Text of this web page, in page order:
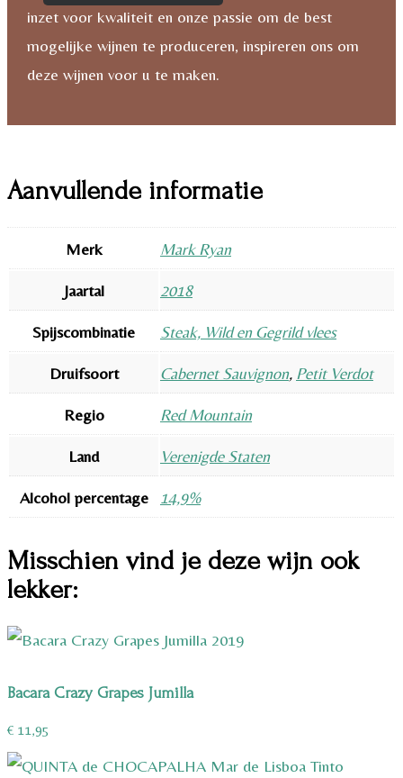
inzet voor kwaliteit en onze passie om de best
mogelijke wijnen te produceren, inspireren ons om
deze wijnen voor u te maken.
Aanvullende informatie
Merk Mark Ryan
Jaartal 2018
Spijscombinatie Steak, Wild en Gegrild vlees
Druifsoort Cabernet Sauvignon, Petit Verdot
Regio Red Mountain
Land Verenigde Staten
Alcohol percentage 14,9%
Misschien vind je deze wijn ook
lekker:
Bacara Crazy Grapes Jumilla
€ 11,95